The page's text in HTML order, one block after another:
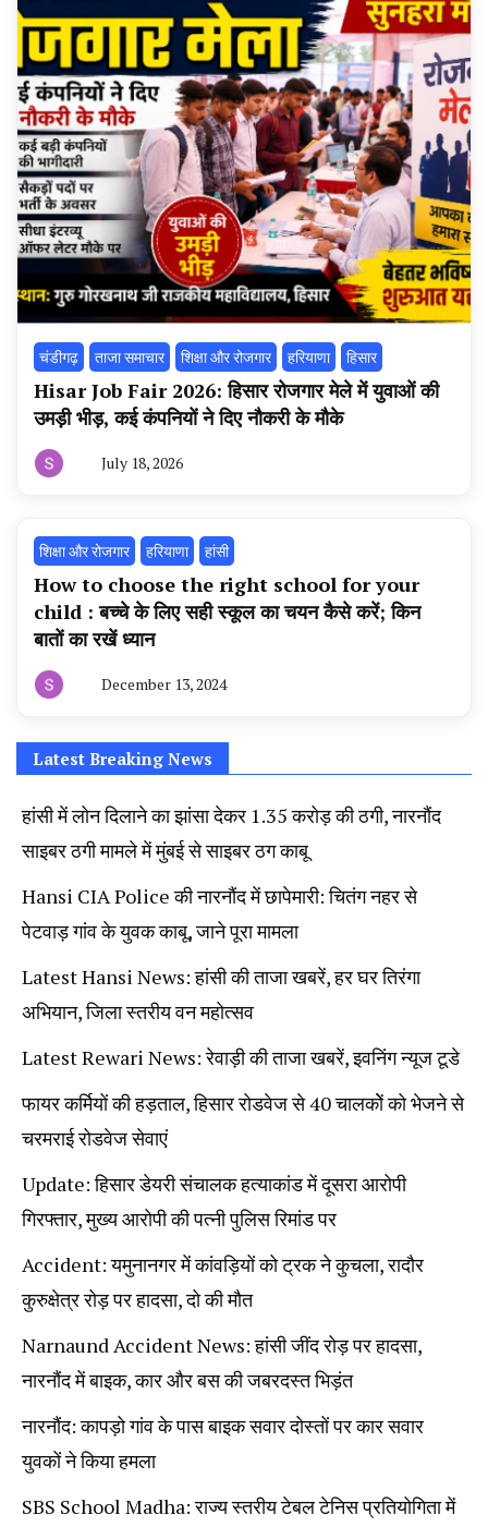
चंडीगढ़ ताजा समाचार शिक्षा और रोजगार हरियाणा हिसार
Hisar Job Fair 2026: हिसार रोजगार मेले में युवाओं की
उमड़ी भीड़, कई कंपनियों ने दिए नौकरी के मौके
July 18, 2026
शिक्षा और रोजगार हरियाणा हांसी
How to choose the right school for your
child : बच्चे के लिए सही स्कूल का चयन कैसे करें; किन
बातों का रखें ध्यान
टूडे
December 13, 2024
Latest Breaking News
हांसी में लोन दिलाने का झांसा देकर 1.35 करोड़ की ठगी, नारनौंद
साइबर ठगी मामले में मुंबई से साइबर ठग काबू
Hansi CIA Police की नारनौंद में छापेमारी: चितंग नहर से
पेटवाड़ गांव के युवक काबू, जाने पूरा मामला
Latest Hansi News: हांसी की ताजा खबरें, हर घर तिरंगा
अभियान, जिला स्तरीय वन महोत्सव
Latest Rewari News: रेवाड़ी की ताजा खबरें, इवनिंग न्यूज टूडे
फायर कर्मियों की हड़ताल, हिसार रोडवेज से 40 चालकोें को भेजने से
चरमराई रोडवेज सेवाएं
Update: हिसार डेयरी संचालक हत्याकांड में दूसरा आरोपी
गिरफ्तार, मुख्य आरोपी की पत्नी पुलिस रिमांड पर
Accident: यमुनानगर में कांवड़ियों को ट्रक ने कुचला, रादौर
कुरुक्षेत्र रोड़ पर हादसा, दो की मौत
Narnaund Accident News: हांसी जींद रोड़ पर हादसा,
नारनौंद में बाइक, कार और बस की जबरदस्त भिड़ंत
नारनौंद: कापड़ो गांव के पास बाइक सवार दोस्तों पर कार सवार
युवकों ने किया हमला
SBS School Madha: राज्य स्तरीय टेबल टेनिस प्रतियोगिता में